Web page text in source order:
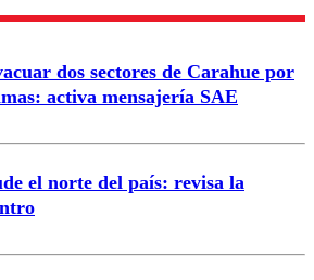
Enviar comentario
dos sectores de Carahue por
activa mensajería SAE
el norte del país: revisa la